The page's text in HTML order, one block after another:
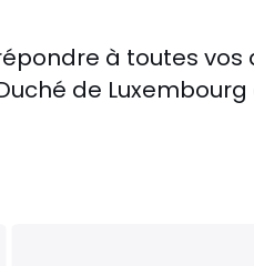
à toutes vos
de